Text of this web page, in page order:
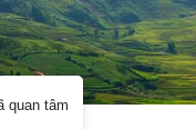
quan tâm